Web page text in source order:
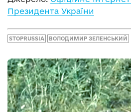
Президента України
STOPRUSSIA ВОЛОДИМИР ЗЕЛЕНСЬКИЙ